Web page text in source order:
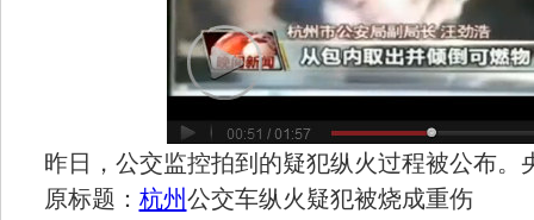
昨日，公交监控拍到的疑犯纵火过程被公布。
原标题： 杭州公交车纵火疑犯被烧成重伤